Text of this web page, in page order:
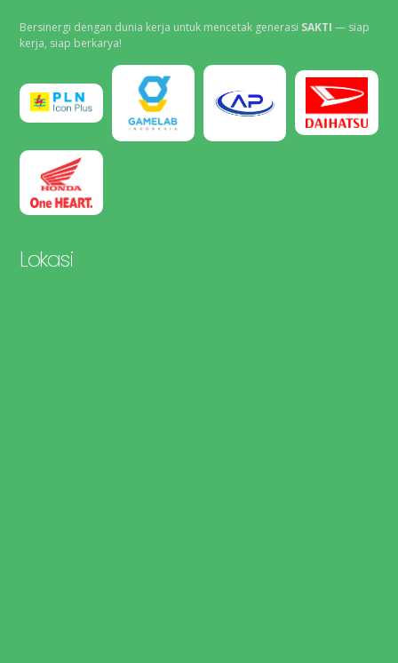
Bersinergi dengan dunia kerja untuk mencetak generasi SAKTI — siap
kerja, siap berkarya!
Lokasi